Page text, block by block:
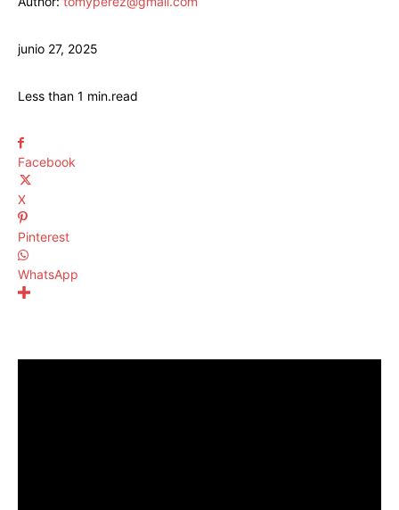
junio 27, 2025
Less than 1 min.read
Facebook
X
Pinterest
WhatsApp